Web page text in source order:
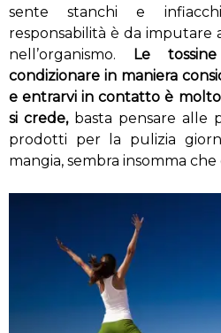
sente stanchi e
responsabilità è da imputare
nell’organismo.
Le
condizionare in maniera
e entrarvi in contatto è
si crede,basta pensare alle
prodotti per la pulizia
mangia, sembra insomma